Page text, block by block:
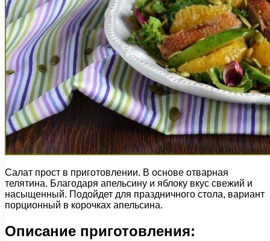
Салат прост в приготовлении. В основе отварная
телятина. Благодаря апельсину и яблоку вкус свежий и
насыщенный. Подойдет для праздничного стола, вариант
порционный в корочках апельсина.
Описание приготовления: